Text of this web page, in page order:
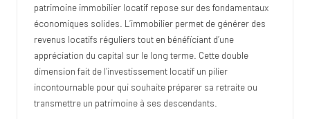
patrimoine immobilier locatif repose sur des fondamentaux
économiques solides. L’immobilier permet de générer des
revenus locatifs réguliers tout en bénéficiant d’une
appréciation du capital sur le long terme. Cette double
dimension fait de l’investissement locatif un pilier
incontournable pour qui souhaite préparer sa retraite ou
transmettre un patrimoine à ses descendants.